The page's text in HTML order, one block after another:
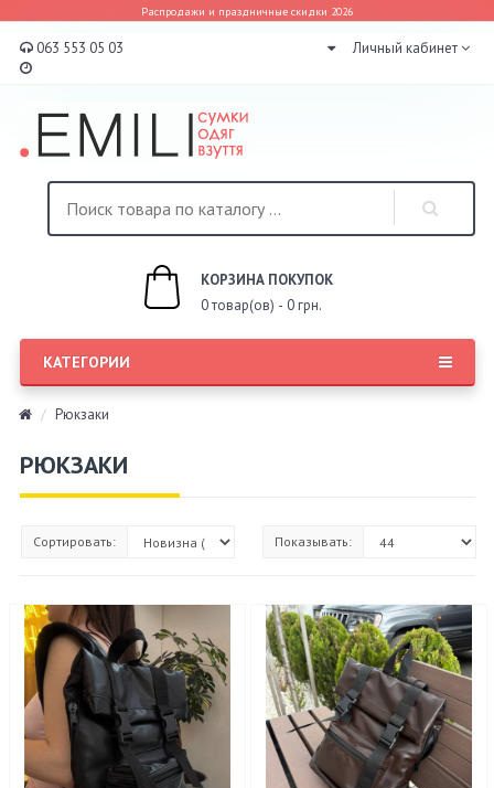
Распродажи и праздничные скидки 2026
063 553 05 03 Личный кабинет
КОРЗИНА ПОКУПОК
0 товар(ов) - 0 грн.
КАТЕГОРИИ
Рюкзаки
РЮКЗАКИ
Сортировать: Показывать: